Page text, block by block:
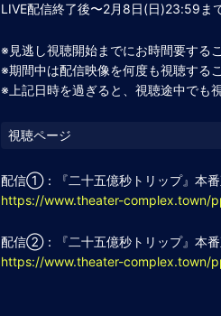
LIVE配信終了後〜2月8日(日)23:59ま
※見逃し視聴開始までにお時間要する
※期間中は配信映像を何度も視聴する
※上記日時を過ぎると、視聴途中でも
配信①：『二十五億秒トリップ』本番
https://www.theater-complex.town/
配信②：『二十五億秒トリップ』本番
https://www.theater-complex.town/